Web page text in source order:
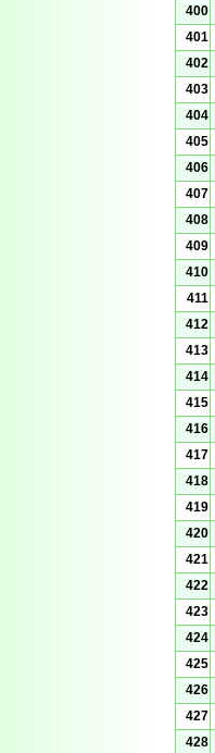
400
401
402
403
404
405
406
407
408
409
410
411
412
413
414
415
416
417
418
419
420
421
422
423
424
425
426
427
428